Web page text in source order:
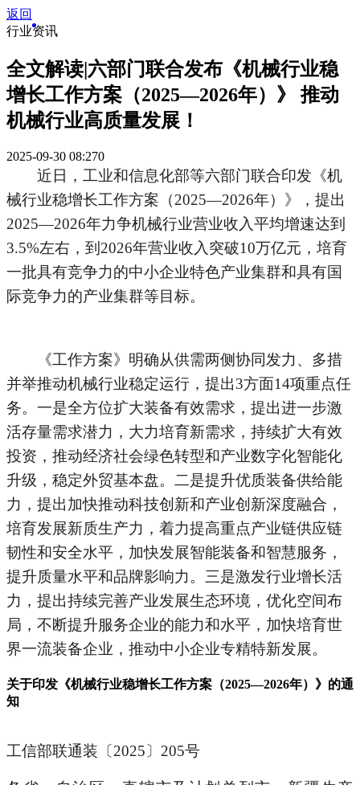
返回
行业资讯
全文解读|六部门联合发布《机械行业稳
增长工作方案（2025—2026年）》 推动
机械行业高质量发展！
2025-09-30 08:270
近日，工业和信息化部等六部门联合印发《机
械行业稳增长工作方案（2025—2026年）》，提出
2025—2026年力争机械行业营业收入平均增速达到
3.5%左右，到2026年营业收入突破10万亿元，培育
一批具有竞争力的中小企业特色产业集群和具有国
际竞争力的产业集群等目标。
《工作方案》明确从供需两侧协同发力、多措
并举推动机械行业稳定运行，提出3方面14项重点任
务。一是全方位扩大装备有效需求，提出进一步激
活存量需求潜力，大力培育新需求，持续扩大有效
投资，推动经济社会绿色转型和产业数字化智能化
升级，稳定外贸基本盘。二是提升优质装备供给能
力，提出加快推动科技创新和产业创新深度融合，
培育发展新质生产力，着力提高重点产业链供应链
韧性和安全水平，加快发展智能装备和智慧服务，
提升质量水平和品牌影响力。三是激发行业增长活
力，提出持续完善产业发展生态环境，优化空间布
局，不断提升服务企业的能力和水平，加快培育世
界一流装备企业，推动中小企业专精特新发展。
关于印发《机械行业稳增长工作方案（2025—2026年）》的通
知
工信部联通装〔2025〕205号